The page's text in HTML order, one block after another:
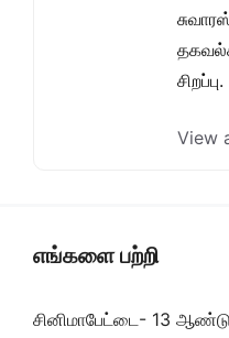
சிறப்பு.
View
எங்களை பற்றி
சினிமாபேட்டை- 13